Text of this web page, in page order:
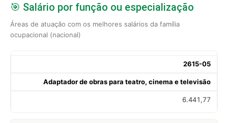
🎯 Salário por função ou especialização
Áreas de atuação com os melhores salários da família
ocupacional (nacional)
2615-05
Adaptador de obras para teatro, cinema e televisão
6.441,77